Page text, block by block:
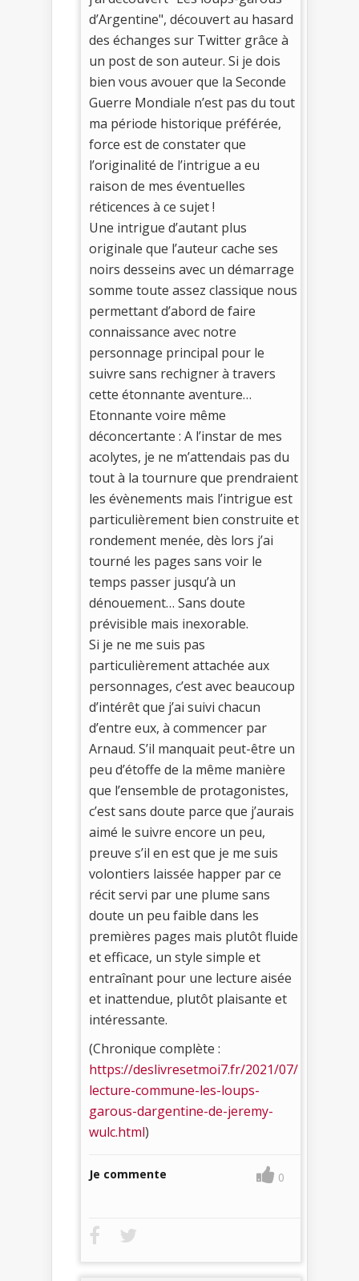
d’Argentine", découvert au hasard
des échanges sur Twitter grâce à
un post de son auteur. Si je dois
bien vous avouer que la Seconde
Guerre Mondiale n’est pas du tout
ma période historique préférée,
force est de constater que
l’originalité de l’intrigue a eu
raison de mes éventuelles
réticences à ce sujet !
Une intrigue d’autant plus
originale que l’auteur cache ses
noirs desseins avec un démarrage
somme toute assez classique nous
permettant d’abord de faire
connaissance avec notre
personnage principal pour le
suivre sans rechigner à travers
cette étonnante aventure…
Etonnante voire même
déconcertante : A l’instar de mes
acolytes, je ne m’attendais pas du
tout à la tournure que prendraient
les évènements mais l’intrigue est
particulièrement bien construite et
rondement menée, dès lors j’ai
tourné les pages sans voir le
temps passer jusqu’à un
dénouement… Sans doute
prévisible mais inexorable.
Si je ne me suis pas
particulièrement attachée aux
personnages, c’est avec beaucoup
d’intérêt que j’ai suivi chacun
d’entre eux, à commencer par
Arnaud. S’il manquait peut-être un
peu d’étoffe de la même manière
que l’ensemble de protagonistes,
c’est sans doute parce que j’aurais
aimé le suivre encore un peu,
preuve s’il en est que je me suis
volontiers laissée happer par ce
récit servi par une plume sans
doute un peu faible dans les
premières pages mais plutôt fluide
et efficace, un style simple et
entraînant pour une lecture aisée
et inattendue, plutôt plaisante et
intéressante.
(Chronique complète :
https://deslivresetmoi7.fr/2021/07/
lecture-commune-les-loups-
garous-dargentine-de-jeremy-
wulc.html)
Je commente 0